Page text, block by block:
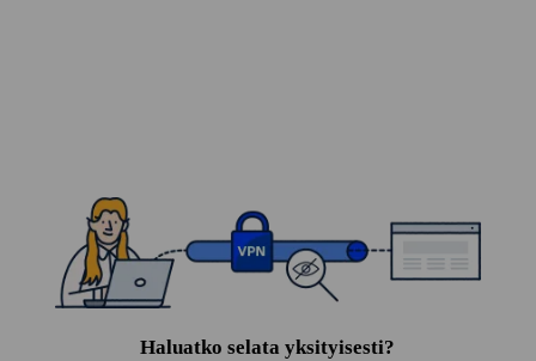
Haluatko selata yksityisesti?